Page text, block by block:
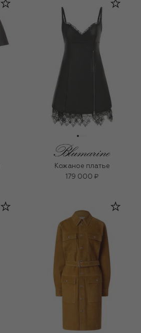
Кожаное платье
179 000 ₽